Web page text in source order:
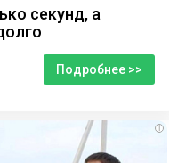
секунд, а
Подробнее >>
i